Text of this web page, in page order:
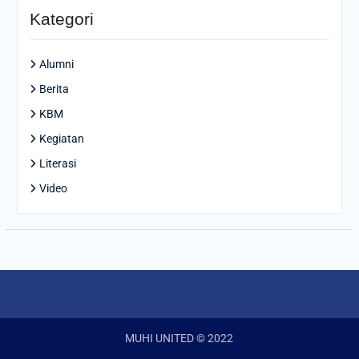
Kategori
Alumni
Berita
KBM
Kegiatan
Literasi
Video
MUHI UNITED © 2022